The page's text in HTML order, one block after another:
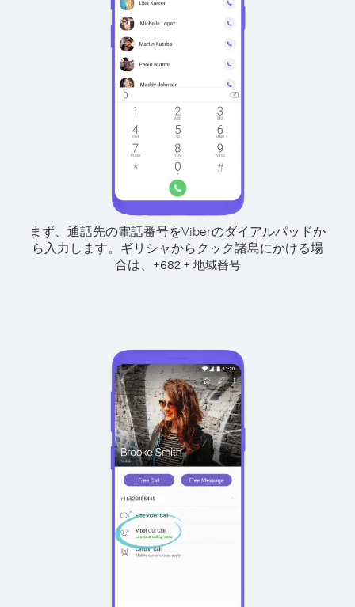
まず、通話先の電話番号をViberのダイアルパッドか
ら入力します。 ギリシャからクック諸島にかける場
合は、
+682+ 地域番号